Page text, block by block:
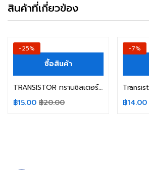
สินค้าที่เกี่ยวข้อง
-25%
ซื้อสินค้า
TRANSISTOR ทรานซิสเตอร์ BC847C BC847 NXP/NEXPERIA/WEEN 1GW NPN 45V/0.1A
฿15.00 ฿20.00
-7%
฿14.00